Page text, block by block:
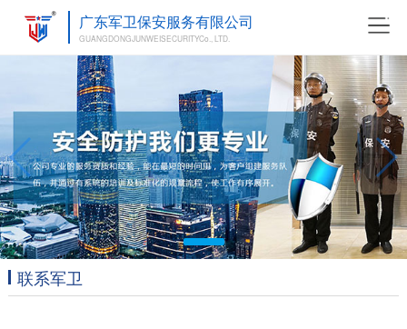
广东军卫保安服务有限公司
GUANGDONGJUNWEISECURITYCo., LTD.
联系军卫